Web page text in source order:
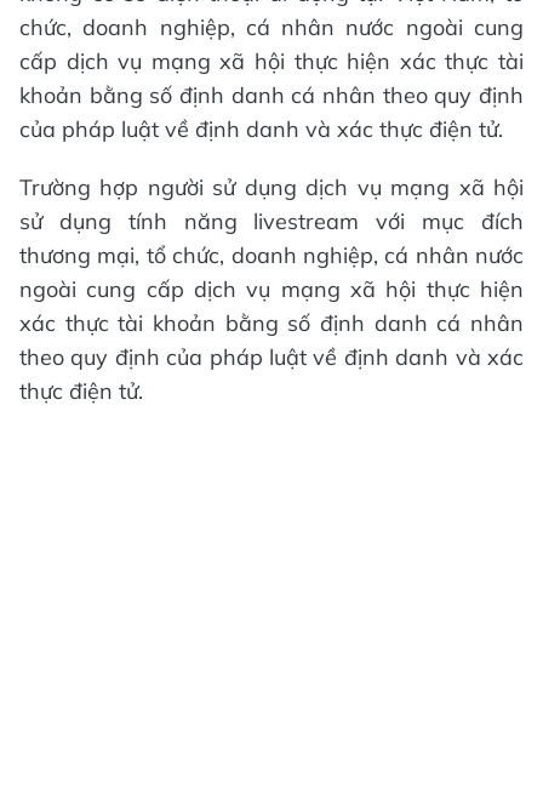
chức, doanh nghiệp, cá nhân nước ngoài cung
cấp dịch vụ mạng xã hội thực hiện xác thực tài
khoản bằng số định danh cá nhân theo quy định
của pháp luật về định danh và xác thực điện tử.
Trường hợp người sử dụng dịch vụ mạng xã hội
sử dụng tính năng livestream với mục đích
thương mại, tổ chức, doanh nghiệp, cá nhân nước
ngoài cung cấp dịch vụ mạng xã hội thực hiện
xác thực tài khoản bằng số định danh cá nhân
theo quy định của pháp luật về định danh và xác
thực điện tử.